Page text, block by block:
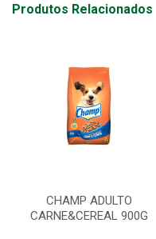
Produtos Relacionados
CHAMP ADULTO
CARNE&CEREAL 900G